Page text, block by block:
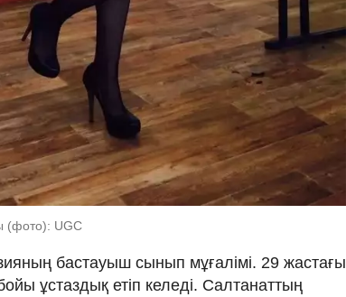
(фото): UGC
бастауыш сынып мұғалімі. 29 жастағы
ұстаздық етіп келеді. Салтанаттың